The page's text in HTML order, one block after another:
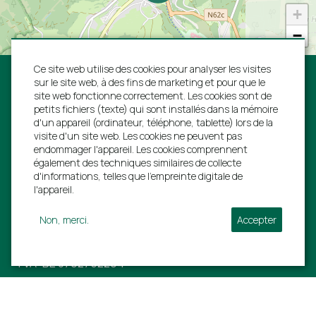
Terrasse
Chaises longues
Emplacement
Près d'une ville
Près d'un supermarché
Familie Hoekstra van 15 - 18 février 2019
"Leuke villa en groot genoeg voor 4 gezinnen!"
Familie Leerintveld van 28 septembre - 1
octobre 2018
"Verblijf was prima, hebben voor 31 personen een
Familie Curfs van 13 - 20 juillet 2018
+
−
Suivez-nous:
Villa Ardennes S.A.
Rue de L'estinale 21
TVA: BE 0792752294
Ce site web utilise des cookies pour analyser les visites
sur le site web, à des fins de marketing et pour que le
site web fonctionne correctement. Les cookies sont de
petits fichiers (texte) qui sont installés dans la mémoire
d'un appareil (ordinateur, téléphone, tablette) lors de la
visite d'un site web. Les cookies ne peuvent pas
endommager l'appareil. Les cookies comprennent
également des techniques similaires de collecte
d'informations, telles que l'empreinte digitale de
l'appareil.
Non, merci. Accepter